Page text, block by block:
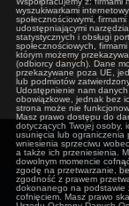
wyszukiwarkami
społecznościowymi, firmami
udostępniającymi
statystycznych i obsługi
społecznościowych,
którym możemy
(odbiorcy danych). Dane
przekazywane poza UE,
lub podmiotów
Udostępnienie nam
obowiązkowe, jednak bez
strona może nie
Masz prawo dostępu do
dotyczących Twojej osoby,
usunięcia lub ograniczenia
wniesienia sprzeciwu
a także ich przeniesienia.
dowolnym momencie
zgodę na przetwarzanie,
zgodność z prawem
dokonanego na podstawie
cofnięciem. Masz prawo
auta
Zasilane przez